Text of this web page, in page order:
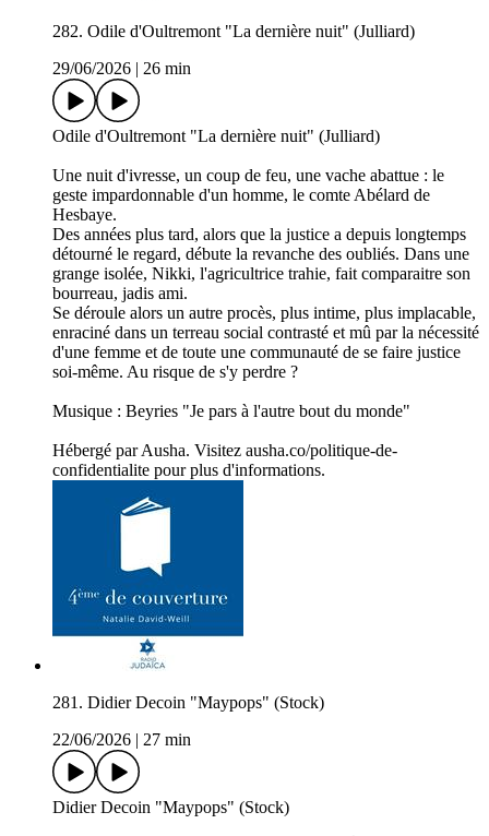
282. Odile d'Oultremont "La dernière nuit" (Julliard)
29/06/2026
26 min
Odile d'Oultremont "La dernière nuit" (Julliard)
Une nuit d'ivresse, un coup de feu, une vache abattue : le
geste impardonnable d'un homme, le comte Abélard de
Hesbaye.
Des années plus tard, alors que la justice a depuis longtemps
détourné le regard, débute la revanche des oubliés. Dans une
grange isolée, Nikki, l'agricultrice trahie, fait comparaitre son
bourreau, jadis ami.
Se déroule alors un autre procès, plus intime, plus implacable,
enraciné dans un terreau social contrasté et mû par la nécessité
d'une femme et de toute une communauté de se faire justice
soi-même. Au risque de s'y perdre ?
Musique : Beyries "Je pars à l'autre bout du monde"
Hébergé par Ausha. Visitez ausha.co/politique-de-
confidentialite pour plus d'informations.
281. Didier Decoin "Maypops" (Stock)
22/06/2026
27 min
Didier Decoin "Maypops" (Stock)